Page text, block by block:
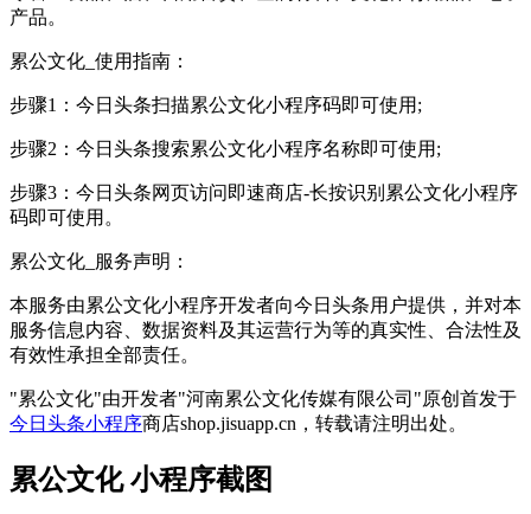
产品。
累公文化_使用指南：
步骤1：今日头条扫描累公文化小程序码即可使用;
步骤2：今日头条搜索累公文化小程序名称即可使用;
步骤3：今日头条网页访问即速商店-长按识别累公文化小程序
码即可使用。
累公文化_服务声明：
本服务由累公文化小程序开发者向今日头条用户提供，并对本
服务信息内容、数据资料及其运营行为等的真实性、合法性及
有效性承担全部责任。
"累公文化"由开发者"河南累公文化传媒有限公司"原创首发于
今日头条小程序商店shop.jisuapp.cn，转载请注明出处。
累公文化 小程序截图